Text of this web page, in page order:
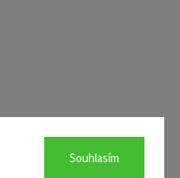
Souhlasím